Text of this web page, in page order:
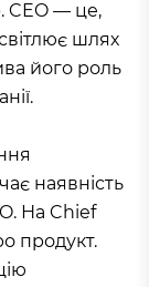
CEO — це,
шлях
його роль
наявність
На Chief
продукт.